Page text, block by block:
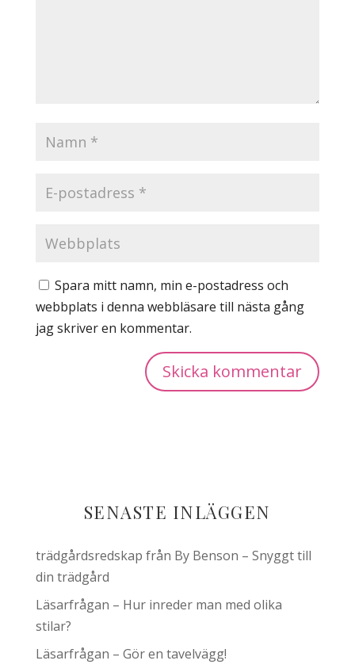
Spara mitt namn, min e-postadress och
webbplats i denna webbläsare till nästa gång
jag skriver en kommentar.
SENASTE INLÄGGEN
trädgårdsredskap från By Benson – Snyggt till
din trädgård
Läsarfrågan – Hur inreder man med olika
stilar?
Läsarfrågan – Gör en tavelvägg!